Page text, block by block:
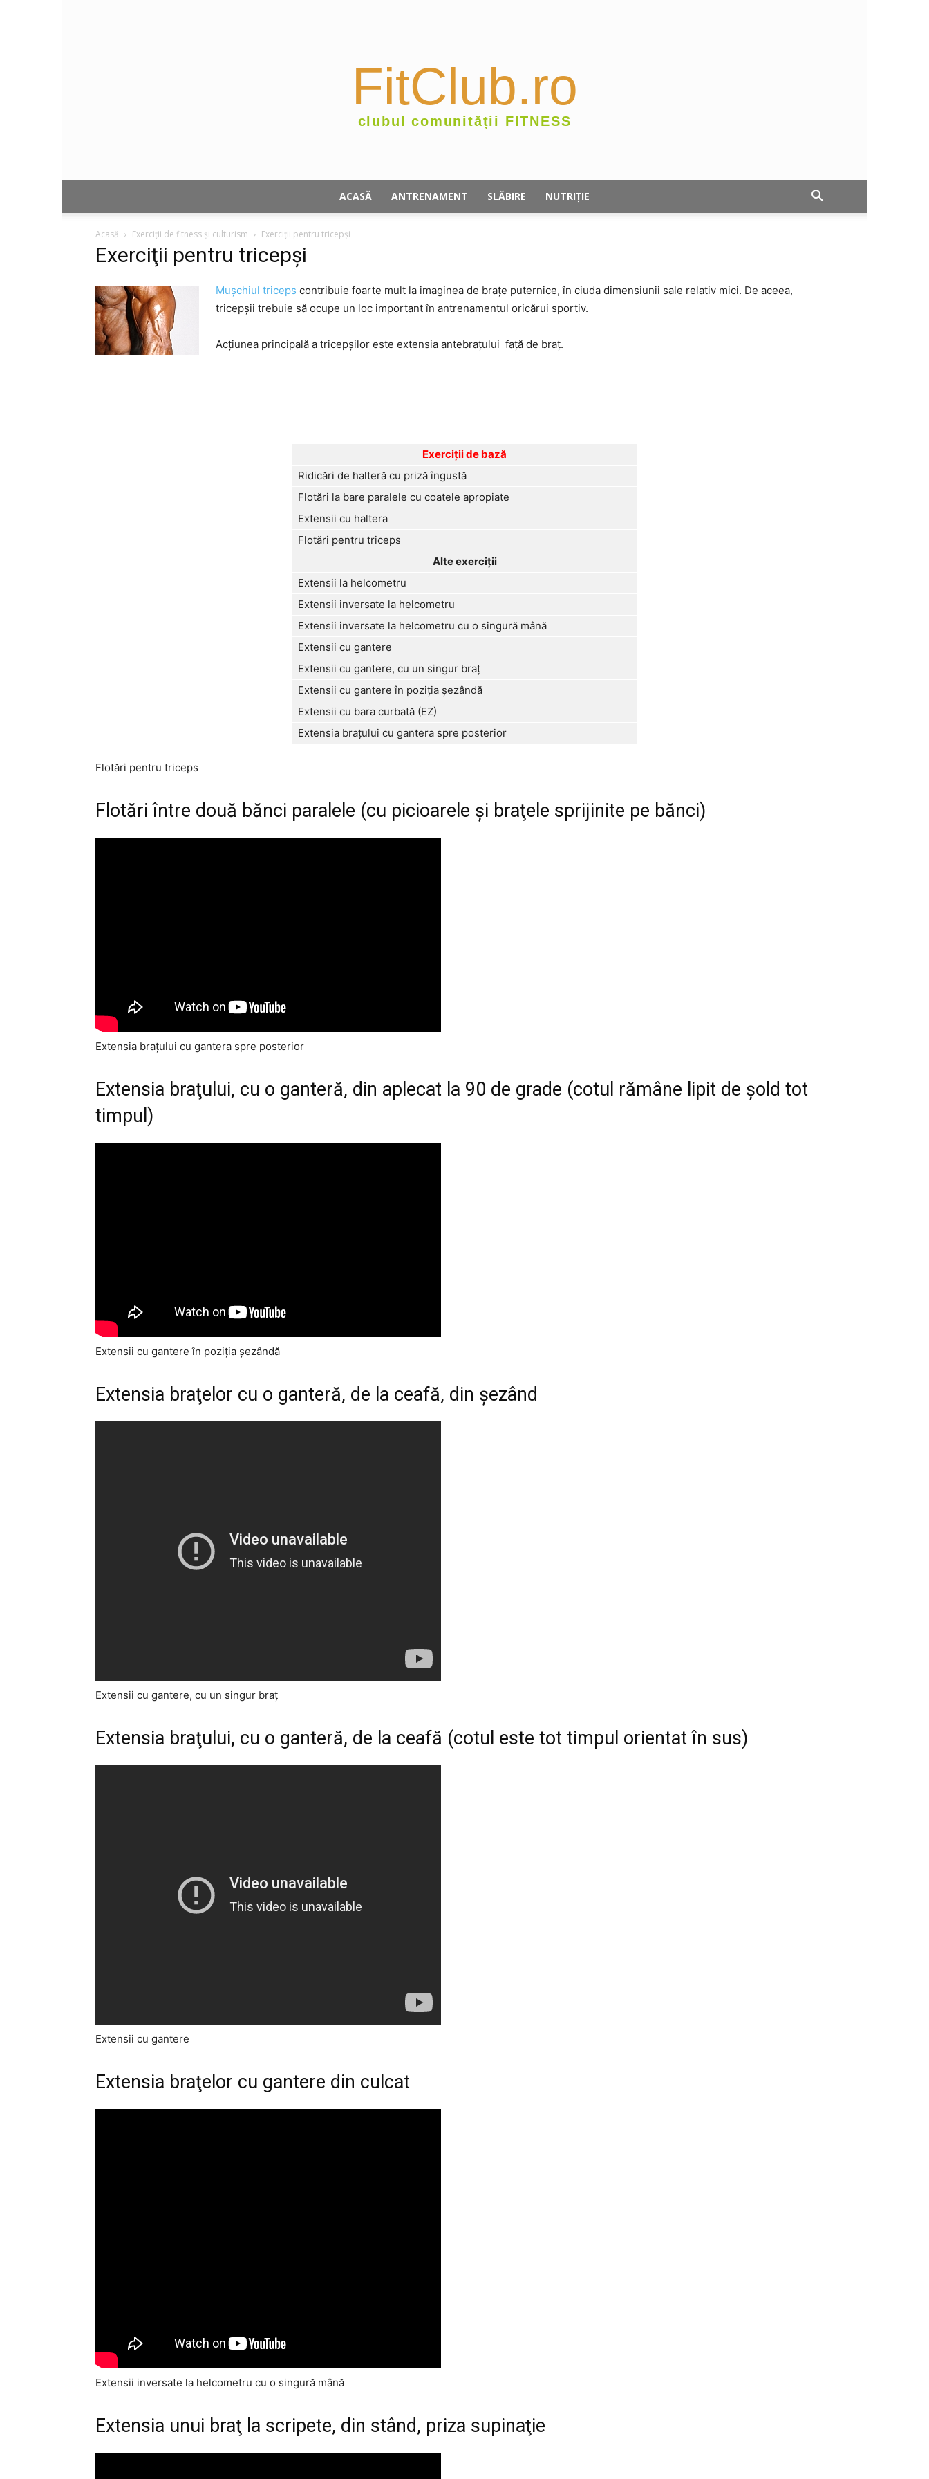
FitClub.ro
clubul comunității FITNESS
ACASĂ ANTRENAMENT SLĂBIRE NUTRIȚIE
Acasă Exerciții de fitness și culturism Exerciţii pentru tricepşi
Exerciţii pentru tricepşi
Muşchiul triceps contribuie foarte mult la imaginea de braţe puternice, în ciuda dimensiunii sale relativ mici. De aceea,
tricepşii trebuie să ocupe un loc important în antrenamentul oricărui sportiv.
Acţiunea principală a tricepşilor este extensia antebraţului faţă de braţ.
Exerciţii de bază
Ridicări de halteră cu priză îngustă
Flotări la bare paralele cu coatele apropiate
Extensii cu haltera
Flotări pentru triceps
Alte exerciţii
Extensii la helcometru
Extensii inversate la helcometru
Extensii inversate la helcometru cu o singură mână
Extensii cu gantere
Extensii cu gantere, cu un singur braţ
Extensii cu gantere în poziţia şezândă
Extensii cu bara curbată (EZ)
Extensia braţului cu gantera spre posterior
Flotări pentru triceps
Flotări între două bănci paralele (cu picioarele şi braţele sprijinite pe bănci)
Extensia braţului cu gantera spre posterior
Extensia braţului, cu o ganteră, din aplecat la 90 de grade (cotul rămâne lipit de şold tot
timpul)
Extensii cu gantere în poziţia şezândă
Extensia braţelor cu o ganteră, de la ceafă, din şezând
Extensii cu gantere, cu un singur braţ
Extensia braţului, cu o ganteră, de la ceafă (cotul este tot timpul orientat în sus)
Extensii cu gantere
Extensia braţelor cu gantere din culcat
Extensii inversate la helcometru cu o singură mână
Extensia unui braţ la scripete, din stând, priza supinaţie